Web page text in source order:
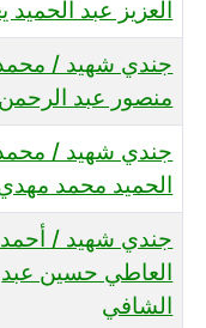
العزيز عبد
جندي شهيد /
منصور عبد
جندي شهيد /
الحميد محمد
جندي شهيد /
العاطي حسين عبد
الشافي